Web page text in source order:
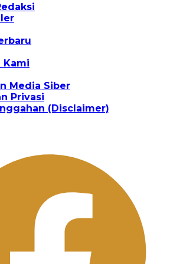
Kami
Media Siber
Privasi
(Disclaimer)